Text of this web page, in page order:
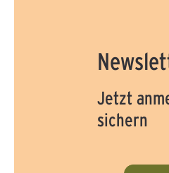
Jetzt
sichern